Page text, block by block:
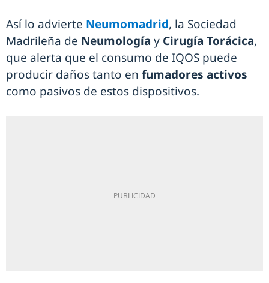
Así lo advierte Neumomadrid, la Sociedad
Madrileña de Neumología y Cirugía Torácica,
que alerta que el consumo de IQOS puede
producir daños tanto en fumadores activos
como pasivos de estos dispositivos.